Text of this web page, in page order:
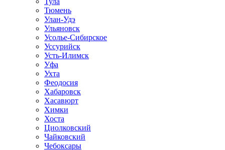
Тюмень
Улан-Удэ
Ульяновск
Усолье-Сибирское
Уссурийск
Усть-Илимск
Уфа
Ухта
Феодосия
Хабаровск
Хасавюрт
Химки
Хоста
Циолковский
Чайковский
Чебоксары